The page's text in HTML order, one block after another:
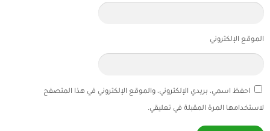
الموقع الإلكتروني
احفظ اسمي، بريدي الإلكتروني، والموقع الإلكتروني في هذا المتصفح
لاستخدامها المرة المقبلة في تعليقي.